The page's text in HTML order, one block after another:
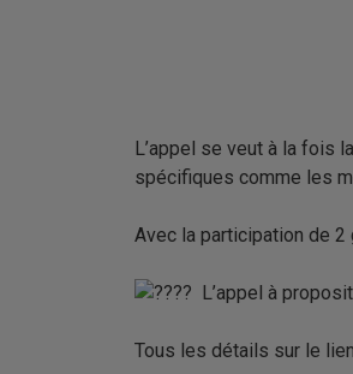
L’appel se veut à la fois
spécifiques comme les
Avec la participation de
L’appel à
Tous les détails sur le